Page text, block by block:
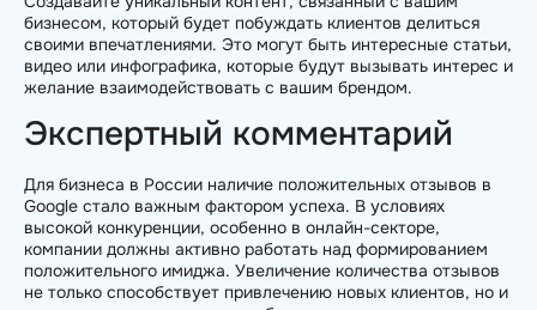
бизнесом, который будет побуждать клиентов делиться
своими впечатлениями. Это могут быть интересные статьи,
видео или инфографика, которые будут вызывать интерес и
желание взаимодействовать с вашим брендом.
Экспертный комментарий
Для бизнеса в России наличие положительных отзывов в
Google стало важным фактором успеха. В условиях
высокой конкуренции, особенно в онлайн-секторе,
компании должны активно работать над формированием
положительного имиджа. Увеличение количества отзывов
не только способствует привлечению новых клиентов, но и